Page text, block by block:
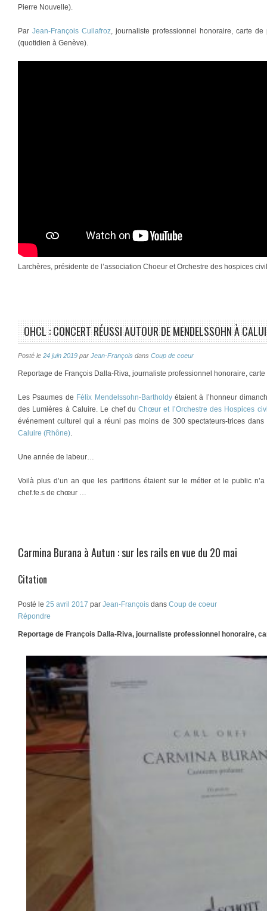
Pierre Nouvelle).
Par Jean-François Cullafroz, journaliste professionnel honoraire, carte
(quotidien à Genève).
Larchères, présidente de l’association Choeur et Orchestre des hospices
OHCL : CONCERT RÉUSSI AUTOUR DE MENDELSSOHN À
Posté le 24 juin 2019 par Jean-François dans Coup de coeur
Reportage de François Dalla-Riva, journaliste professionnel honoraire,
Les Psaumes de Félix Mendelssohn-Bartholdyétaient à l’honneur
des Lumières à Caluire. Le chef duChœur et l’Orchestre des Hospices
événement culturel qui a réuni pas moins de 300 spectateurs-trices dans
Caluire (Rhône).
Une année de labeur…
Voilà plus d’un an que les partitions étaient sur le métier et le public
chef.fe.s de chœur …
Carmina Burana à Autun : sur les rails en vue du 20 mai
Citation
Posté le 25 avril 2017 par Jean-François dans Coup de coeur
Répondre
Reportage de François Dalla-Riva, journaliste professionnel honoraire,